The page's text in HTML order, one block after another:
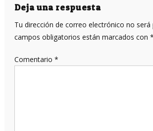
entradas
Deja una respuesta
Tu dirección de correo electrónico no será
campos obligatorios están marcados con *
Comentario *